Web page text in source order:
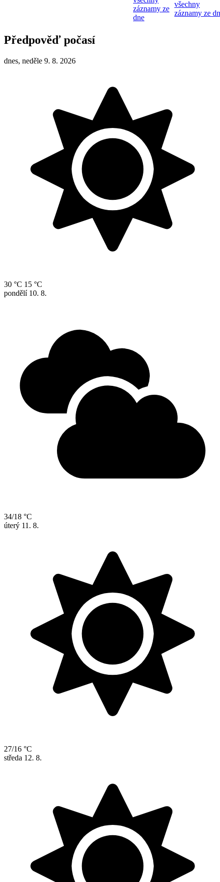
záznamy ze
dne
všechny
záznamy ze
Předpověď počasí
dnes, neděle 9. 8. 2026
30 °C 15 °C
pondělí 10. 8.
34/18 °C
úterý 11. 8.
27/16 °C
středa 12. 8.